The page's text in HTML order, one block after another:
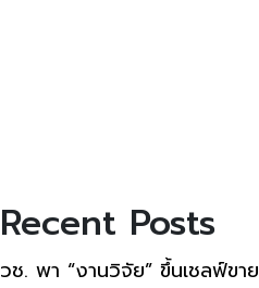
Recent Posts
วช. พา “งานวิจัย” ขึ้นเชลฟ์ขาย